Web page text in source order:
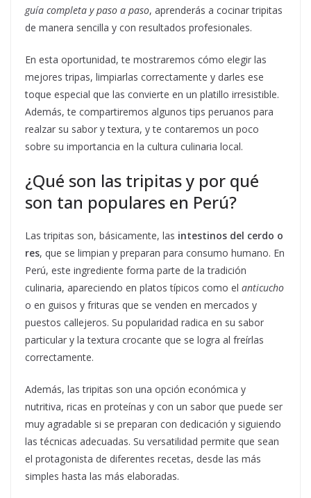
guía completa y paso a paso, aprenderás a cocinar tripitas
de manera sencilla y con resultados profesionales.
En esta oportunidad, te mostraremos cómo elegir las
mejores tripas, limpiarlas correctamente y darles ese
toque especial que las convierte en un platillo irresistible.
Además, te compartiremos algunos tips peruanos para
realzar su sabor y textura, y te contaremos un poco
sobre su importancia en la cultura culinaria local.
¿Qué son las tripitas y por qué
son tan populares en Perú?
Las tripitas son, básicamente, las intestinos del cerdo o
res, que se limpian y preparan para consumo humano. En
Perú, este ingrediente forma parte de la tradición
culinaria, apareciendo en platos típicos como el anticucho
o en guisos y frituras que se venden en mercados y
puestos callejeros. Su popularidad radica en su sabor
particular y la textura crocante que se logra al freírlas
correctamente.
Además, las tripitas son una opción económica y
nutritiva, ricas en proteínas y con un sabor que puede ser
muy agradable si se preparan con dedicación y siguiendo
las técnicas adecuadas. Su versatilidad permite que sean
el protagonista de diferentes recetas, desde las más
simples hasta las más elaboradas.